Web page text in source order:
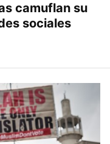
camuflan su
sociales